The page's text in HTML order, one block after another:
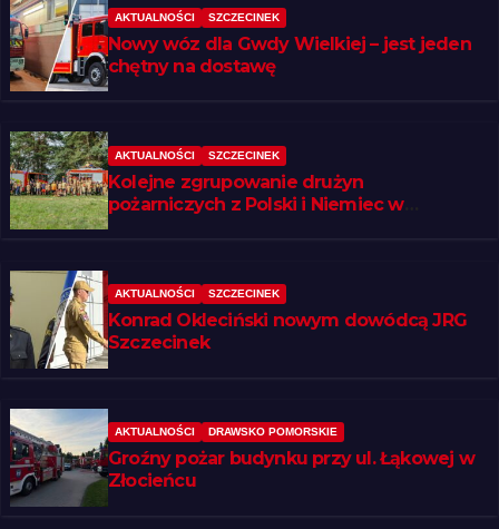
AKTUALNOŚCI SZCZECINEK
Nowy wóz dla Gwdy Wielkiej – jest jeden
chętny na dostawę
AKTUALNOŚCI SZCZECINEK
Kolejne zgrupowanie drużyn
pożarniczych z Polski i Niemiec w
AKTUALNOŚCI SZCZECINEK
Konrad Okleciński nowym dowódcą JRG
Szczecinek
AKTUALNOŚCI DRAWSKO POMORSKIE
Groźny pożar budynku przy ul. Łąkowej w
Złocieńcu